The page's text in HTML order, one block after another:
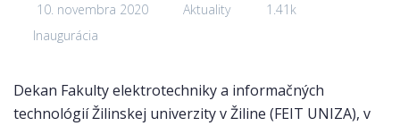
10. novembra 2020 Aktuality
1.41k
Inaugurácia
Dekan Fakulty elektrotechniky a informačných
technológií Žilinskej univerzity v Žiline (FEIT UNIZA), v